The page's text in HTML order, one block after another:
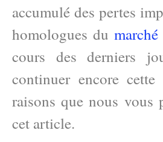
accumulé des pertes
homologues du
cours des derniers
continuer encore
raisons que nous vous
cet article.